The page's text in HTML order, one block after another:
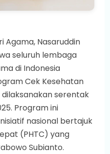
Agama, Nasaruddin
seluruh lembaga
di Indonesia
Cek Kesehatan
serentak
Program ini
nasional bertajuk
(PHTC) yang
Subianto.